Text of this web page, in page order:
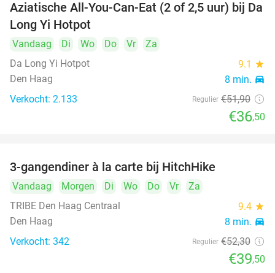
30%
Aziatische All-You-Can-Eat (2 of 2,5 uur) bij Da
Long Yi Hotpot
Vandaag Di Wo Do Vr
Za
Da Long Yi Hotpot
9.1 star
Den Haag 8 min. directions_car
Verkocht: 2.133 Regulier €51,90
€36,50
3-gangendiner à la carte bij HitchHike
Vandaag Morgen Di Wo Do Vr
Za
TRIBE Den Haag Centraal
9.4 star
Den Haag 8 min. directions_car
Verkocht: 342 Regulier €52,30
€39,50